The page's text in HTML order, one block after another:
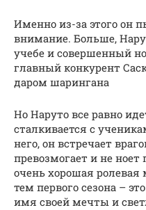
Именно из-за этого он
внимание. Больше,
учебе и совершенный
главный конкурент
даром шарингана
Но Наруто все равно
сталкивается с
него, он встречает
превозмогает и не
очень хорошая
тем первого сезона –
имя своей мечты и